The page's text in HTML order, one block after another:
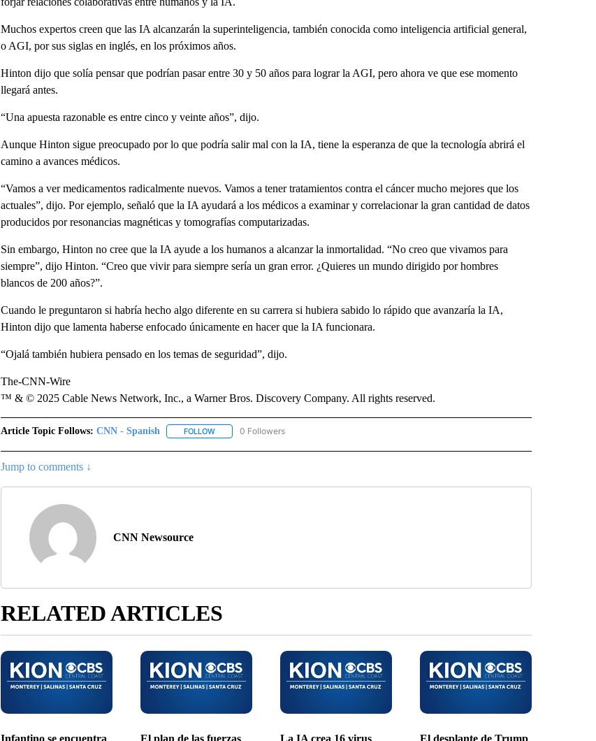
Muchos expertos creen que las IA alcanzarán la superinteligencia, también conocida como inteligencia artificial general,
o AGI, por sus siglas en inglés, en los próximos años.
Hinton dijo que solía pensar que podrían pasar entre 30 y 50 años para lograr la AGI, pero ahora ve que ese momento
llegará antes.
“Una apuesta razonable es entre cinco y veinte años”, dijo.
Aunque Hinton sigue preocupado por lo que podría salir mal con la IA, tiene la esperanza de que la tecnología abrirá el
camino a avances médicos.
“Vamos a ver medicamentos radicalmente nuevos. Vamos a tener tratamientos contra el cáncer mucho mejores que los
actuales”, dijo. Por ejemplo, señaló que la IA ayudará a los médicos a examinar y correlacionar la gran cantidad de datos
producidos por resonancias magnéticas y tomografías computarizadas.
Sin embargo, Hinton no cree que la IA ayude a los humanos a alcanzar la inmortalidad. “No creo que vivamos para
siempre”, dijo Hinton. “Creo que vivir para siempre sería un gran error. ¿Quieres un mundo dirigido por hombres
blancos de 200 años?”.
Cuando le preguntaron si habría hecho algo diferente en su carrera si hubiera sabido lo rápido que avanzaría la IA,
Hinton dijo que lamenta haberse enfocado únicamente en hacer que la IA funcionara.
“Ojalá también hubiera pensado en los temas de seguridad”, dijo.
The-CNN-Wire
™ & © 2025 Cable News Network, Inc., a Warner Bros. Discovery Company. All rights reserved.
Article Topic Follows: CNN - Spanish FOLLOWFOLLOW "CNN - SPANISH" TO RECEIVE NOTIFICATIONS ABOUT NEW PAGES ON "CNN - SPANISH".
0 Followers
Jump to comments ↓
CNN Newsource
RELATED ARTICLES
Infantino se encuentra El plan de las fuerzas La IA crea 16 virus El desplante de Trump